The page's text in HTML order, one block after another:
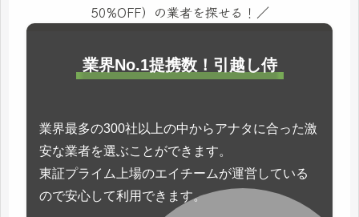
50%OFF）の業者を探せる！／
業界No.1提携数！引越し侍
業界最多の300社以上の中からアナタに合った激
安な業者を選ぶことができます。
東証プライム上場のエイチームが運営している
ので安心して利用できます。